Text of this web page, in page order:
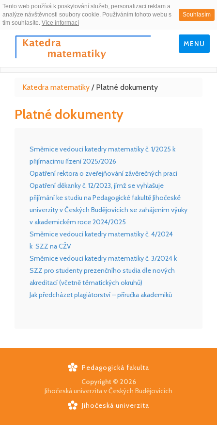
Tento web používá k poskytování služeb, personalizaci reklam a
analýze návštěvnosti soubory cookie. Používáním tohoto webu s
tím souhlasíte. Více informací
Souhlasím
MENU
Katedra matematiky / Platné dokumenty
Platné dokumenty
Směrnice vedoucí katedry matematiky č. 1/2025 k
přijímacímu řízení 2025/2026
Opatření rektora o zveřejňování závěrečných prací
Opatření děkanky č. 12/2023, jímž se vyhlašuje
přijímání ke studiu na Pedagogické fakultě Jihočeské
univerzity v Českých Budějovicích se zahájením výuky
v akademickém roce 2024/2025
Směrnice vedoucí katedry matematiky č. 4/2024
k SZZ na CŽV
Směrnice vedoucí katedry matematiky č. 3/2024 k
SZZ pro studenty prezenčního studia dle nových
akreditací (včetně tématických okruhů)
Jak předcházet plagiátorství – příručka akademiků
Pedagogická fakulta
Copyright © 2026
Jihočeská univerzita v Českých Budějovicích
Jihočeská univerzita